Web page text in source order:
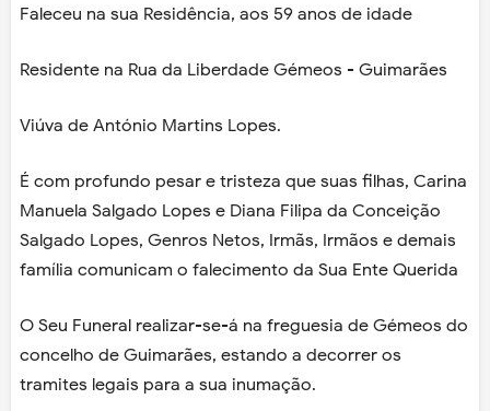
Faleceu na sua Residência, aos 59 anos de idade
Residente na Rua da Liberdade Gémeos - Guimarães
Viúva de António Martins Lopes.
É com profundo pesar e tristeza que suas filhas, Carina
Manuela Salgado Lopes e Diana Filipa da Conceição
Salgado Lopes, Genros Netos, Irmãs, Irmãos e demais
família comunicam o falecimento da Sua Ente Querida
O Seu Funeral realizar-se-á na freguesia de Gémeos do
concelho de Guimarães, estando a decorrer os
tramites legais para a sua inumação.